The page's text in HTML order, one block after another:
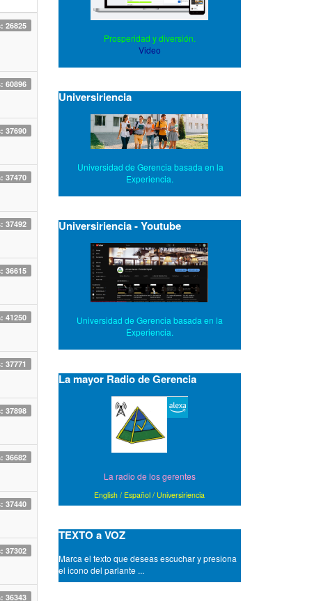
26825
60896
37690
37470
37492
36615
41250
37771
37898
36682
37440
37302
36343
Prosperidad y diversión.
Video
Universiriencia
Universidad de Gerencia basada en la
Experiencia.
Universiriencia - Youtube
Universidad de Gerencia basada en la
Experiencia.
La mayor Radio de Gerencia
La radio de los gerentes
English / Español /Universiriencia
TEXTO a VOZ
Marca el texto que deseas escuchar y presiona
el icono del parlante ...
- A amistades que son ciertas, siempre las